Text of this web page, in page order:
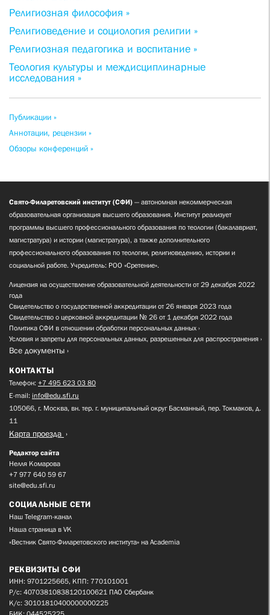
Религиозная философия »
Религиоведение и социология религии »
Религиозная педагогика и воспитание »
Теология культуры и междисциплинарные
исследования »
Публикации »
Аннотации, рецензии »
Обзоры конференций »
Свято-Филаретовский институт (СФИ) — автономная некоммерческая
образовательная организация высшего образования. Институт реализует
программы высшего профессионального образования по теологии (бакалавриат,
магистратура) и истории (магистратура), а также дополнительного
профессионального образования по теологии, религиоведению, истории и
социальной работе. Учредитель: РОО «Сретение».
Лицензия на осуществление образовательной деятельности от 29 декабря 2022
года
Свидетельство о государственной аккредитации от 26 января 2023 года
Свидетельство о церковной аккредитации № 26 от 1 декабря 2022 года
Политика СФИ в отношении обработки персональных данных
Условия и запреты для персональных данных, разрешенных для распространения
Все документы
КОНТАКТЫ
Телефон: +7 495 623 03 80
E-mail: info@edu.sfi.ru
105066, г. Москва, вн. тер. г. муниципальный округ Басманный, пер. Токмаков, д.
11
Карта проезда
Редактор сайта
Нелля Комарова
+7 977 640 59 67
site@edu.sfi.ru
СОЦИАЛЬНЫЕ СЕТИ
Наш Telegram-канал
Наша страница в VK
«Вестник Свято-Филаретовского института» на Academia
РЕКВИЗИТЫ СФИ
ИНН: 9701225665, КПП: 770101001
Р/с: 40703810838120100621 ПАО Сбербанк
К/с: 30101810400000000225